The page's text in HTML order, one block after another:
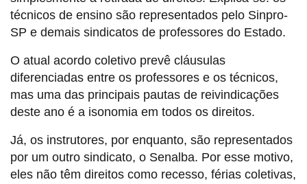
técnicos de ensino são representados pelo Sinpro-
SP e demais sindicatos de professores do Estado.
O atual acordo coletivo prevê cláusulas
diferenciadas entre os professores e os técnicos,
mas uma das principais pautas de reivindicações
deste ano é a isonomia em todos os direitos.
Já, os instrutores, por enquanto, são representados
por um outro sindicato, o Senalba. Por esse motivo,
eles não têm direitos como recesso, férias coletivas,